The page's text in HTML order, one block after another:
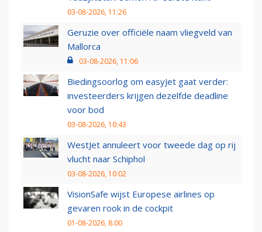
03-08-2026, 11:26
Geruzie over officiële naam vliegveld van
Mallorca
03-08-2026, 11:06
Biedingsoorlog om easyJet gaat verder:
investeerders krijgen dezelfde deadline
voor bod
03-08-2026, 10:43
WestJet annuleert voor tweede dag op rij
vlucht naar Schiphol
03-08-2026, 10:02
VisionSafe wijst Europese airlines op
gevaren rook in de cockpit
01-08-2026, 8:00